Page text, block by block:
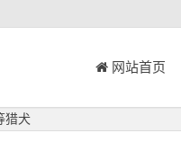
网站首页
猎犬